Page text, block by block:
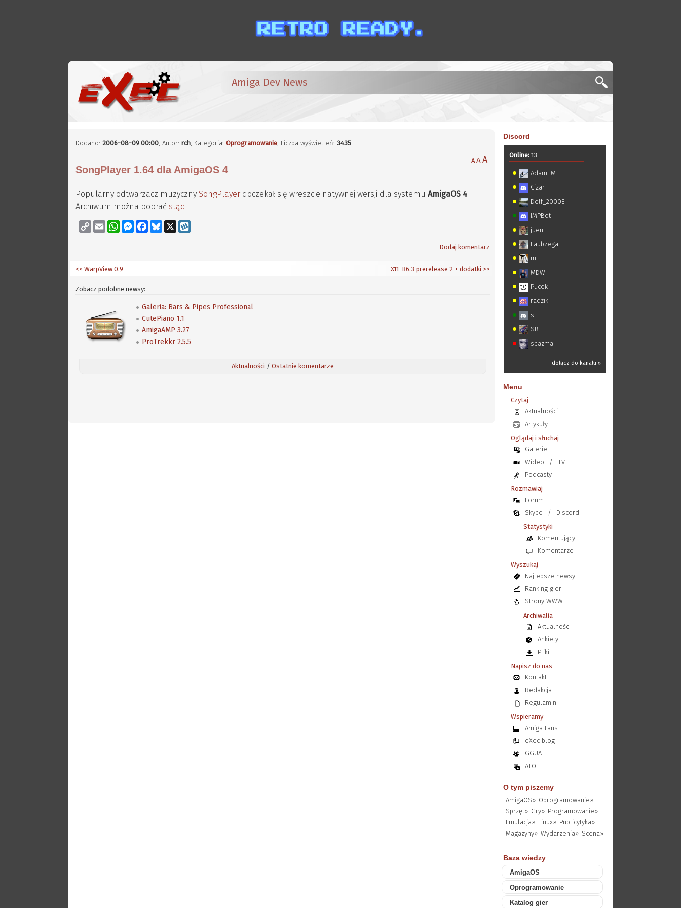
Amiga Dev News
Dodano:2006-08-09 00:00,Autor:rch, Kategoria:Oprogramowanie, Liczba wyświetleń:3435
A AA
SongPlayer 1.64 dla AmigaOS 4
Popularny odtwarzacz muzycznySongPlayer doczekał się wreszcie natywnej wersji dla systemuAmigaOS 4.
Archiwum można pobrać stąd.
Copy
Link
Email WhatsAppMessenger
FacebookBluesky
X
Dodaj komentarz
X11-R6.3 prerelease 2 + dodatki >>
<< WarpView 0.9
Zobacz podobne newsy:
Galeria: Bars & Pipes Professional
CutePiano 1.1
AmigaAMP 3.27
ProTrekkr 2.5.5
Aktualności / Ostatnie komentarze
Discord
Online:13
Adam_M
Cizar
Delf_2000E
IMPBot
juen
Laubzega
m...
MDW
Pucek
radzik
s...
SB
spazma
dołącz do kanału »
Menu
Czytaj
Aktualności
Artykuły
Oglądaj i słuchaj
Galerie
Wideo
/
TV
Podcasty
Rozmawiaj
Forum
Skype
/
Discord
Statystyki
Komentujący
Komentarze
Wyszukaj
Najlepsze newsy
Ranking gier
Strony WWW
Archiwalia
Aktualności
Ankiety
Pliki
Napisz do nas
Kontakt
Redakcja
Regulamin
Wspieramy
Amiga Fans
eXec blog
GGUA
ATO
O tym piszemy
AmigaOS» Oprogramowanie»
Sprzęt» Gry» Programowanie»
Emulacja» Linux» Publicytyka»
Magazyny» Wydarzenia» Scena»
Baza wiedzy
AmigaOS
Oprogramowanie
Katalog gier